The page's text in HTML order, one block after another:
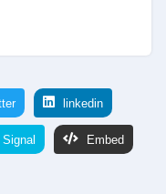
linkedin
Signal Embed